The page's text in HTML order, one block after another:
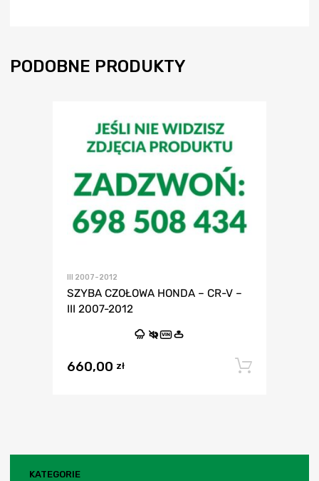
PODOBNE PRODUKTY
III 2007-2012
SZYBA CZOŁOWA HONDA – CR-V –
III 2007-2012
VIN
660,00 zł
KATEGORIE